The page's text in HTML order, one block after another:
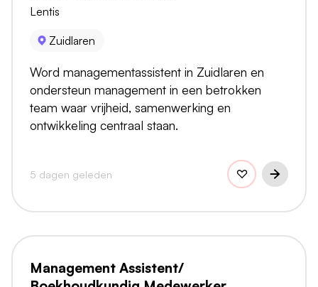
Lentis
Zuidlaren
Word managementassistent in Zuidlaren en
ondersteun management in een betrokken
team waar vrijheid, samenwerking en
ontwikkeling centraal staan.
5 dagen geleden
Management Assistent/